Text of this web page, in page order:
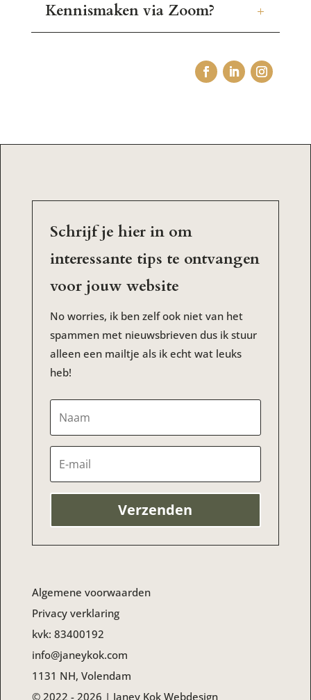
Kennismaken via Zoom?
Schrijf je hier in om
interessante tips te ontvangen
voor jouw website
No worries, ik ben zelf ook niet van het
spammen met nieuwsbrieven dus ik stuur
alleen een mailtje als ik echt wat leuks
heb!
Verzenden
Algemene voorwaarden
Privacy verklaring
kvk: 83400192
info@janeykok.com
1131 NH, Volendam
© 2022 - 2026 | Janey Kok Webdesign